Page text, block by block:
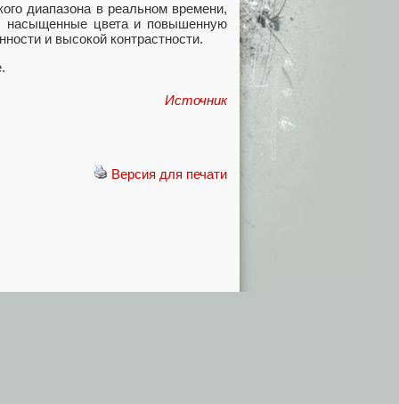
диапазона в реальном времени,
насыщенные цвета и повышенную
и высокой контрастности.
Источник
Версия для печати